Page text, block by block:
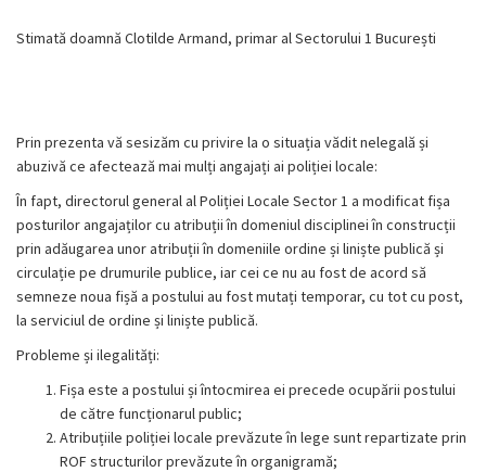
Stimată doamnă Clotilde Armand, primar al Sectorului 1 București
Prin prezenta vă sesizăm cu privire la o situația vădit nelegală și
abuzivă ce afectează mai mulți angajați ai poliției locale:
În fapt, directorul general al Poliției Locale Sector 1 a modificat fișa
posturilor angajaților cu atribuții în domeniul disciplinei în construcții
prin adăugarea unor atribuții în domeniile ordine și liniște publică și
circulație pe drumurile publice, iar cei ce nu au fost de acord să
semneze noua fișă a postului au fost mutați temporar, cu tot cu post,
la serviciul de ordine și liniște publică.
Probleme și ilegalități:
Fișa este a postului și întocmirea ei precede ocupării postului
de către funcționarul public;
Atribuțiile poliției locale prevăzute în lege sunt repartizate prin
ROF structurilor prevăzute în organigramă;